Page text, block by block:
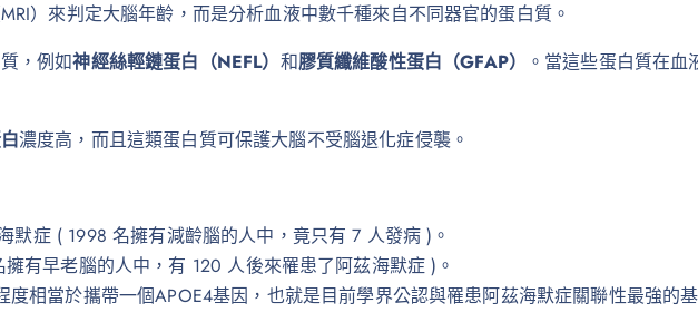
）來判定大腦年齡，而是分析血液中數千種來自不同器官的蛋白質。
，例如神經絲輕鏈蛋白（NEFL） 和膠質纖維酸性蛋白（GFAP）
。當這些蛋白質在
濃度高，而且這類蛋白質可保護大腦不受腦退化症侵襲。
默症 ( 1998 名擁有減齡腦的人中，竟只有 7 人發病 )。
有早老腦的人中，有 120 人後來罹患了阿茲海默症 )。
相當於攜帶一個APOE4基因，也就是目前學界公認與罹患阿茲海默症關聯性最強的